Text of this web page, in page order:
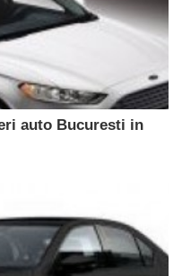
auto Bucuresti in